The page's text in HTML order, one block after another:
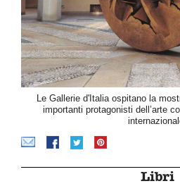
Le Gallerie d'Italia ospitano la
importanti protagonisti dell’arte
Libri